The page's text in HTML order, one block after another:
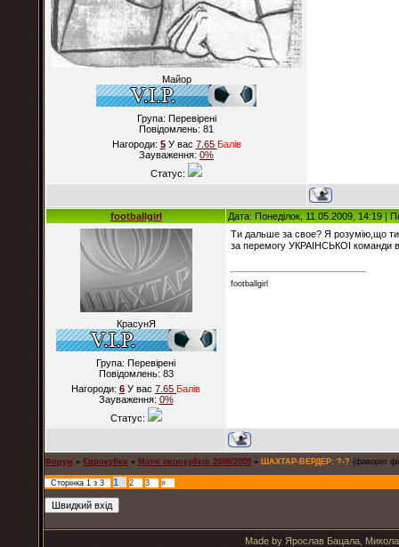
Майор
Група: Перевірені
Повідомлень: 81
Нагороди: 5У вас 7.65 Балiв
Зауваження: 0%
Статус:
footballgirl Дата: Понеділок, 11.05.2009, 14:19 |
КрасунЯ
Група: Перевірені
Повідомлень: 83
Нагороди: 6 У вас 7.65 Балiв
Зауваження: 0%
Статус:
Ти дальше за свое? Я розумiю,що
за перемогу УКРАIНСЬКОI команди
footballgirl
Форум » Єврокубки » Матчі єврокубків 2008/2009 » ШАХТАР-ВЕРДЕР: ?-? (фаворит
Сторінка 1 з 3 1 2 3 »
Made by Ярослав Бацала,